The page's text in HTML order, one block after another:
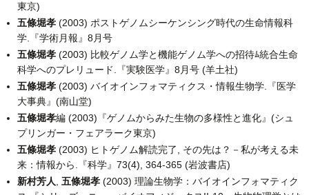
東京)
五條堀孝 (2003) ポストゲノムシーケンシング時代の生命情報科
学.『学術月報』8月号
五條堀孝 (2003) 比較ゲノム学と機能ゲノム学への招待ﾑ統合生命
科学へのプレリュード.『実験医学』8月号 (羊土社)
五條堀孝 (2003) バイオインフォマティクス・情報生物学.『医学
大事典』(南山堂)
五條堀孝編 (2003)『ゲノムからみた生物の多様性と進化』(シュ
プリンガー・フェアラーク東京)
五條堀孝 (2003) ヒトゲノム解読完了, その先は？－私が考える未
来：情報から.『科学』73(4), 364-365 (岩波書店)
新村芳人
五條堀孝 (2003) 理論生物学：バイオインフォマティク